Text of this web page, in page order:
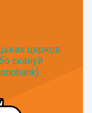
церков
скануй